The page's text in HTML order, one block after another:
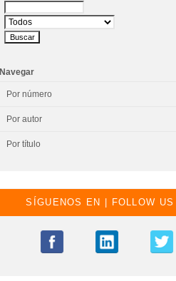
Navegar
Por número
Por autor
Por título
SÍGUENOS EN | FOLLOW US